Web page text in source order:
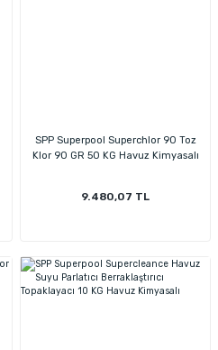
SPP Superpool Superchlor 90 Toz
Klor 90 GR 50 KG Havuz Kimyasalı
9.480,07 TL